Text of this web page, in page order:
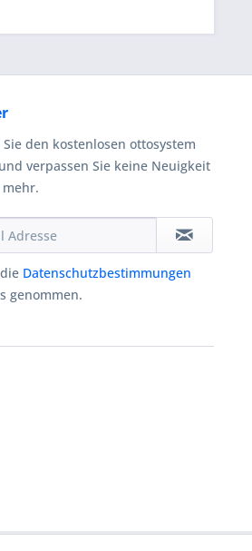
den kostenlosen ottosystem
verpassen Sie keine Neuigkeit
Datenschutzbestimmungen
genommen.